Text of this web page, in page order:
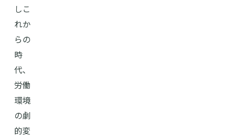
しこ
れか
らの
時
代、
労働
環境
の劇
的変